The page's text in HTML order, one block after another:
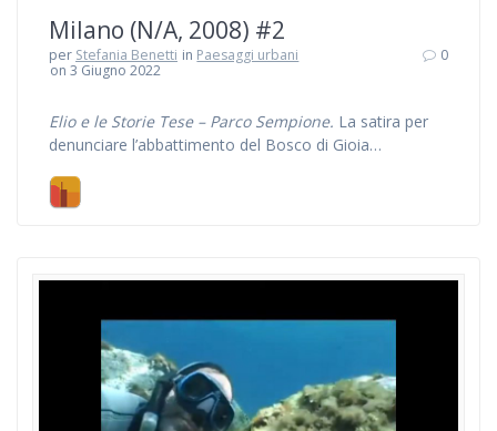
Milano (N/A, 2008) #2
per Stefania Benetti in Paesaggi urbani
on 3 Giugno 2022
0
Elio e le Storie Tese – Parco Sempione. La satira per
denunciare l’abbattimento del Bosco di Gioia…